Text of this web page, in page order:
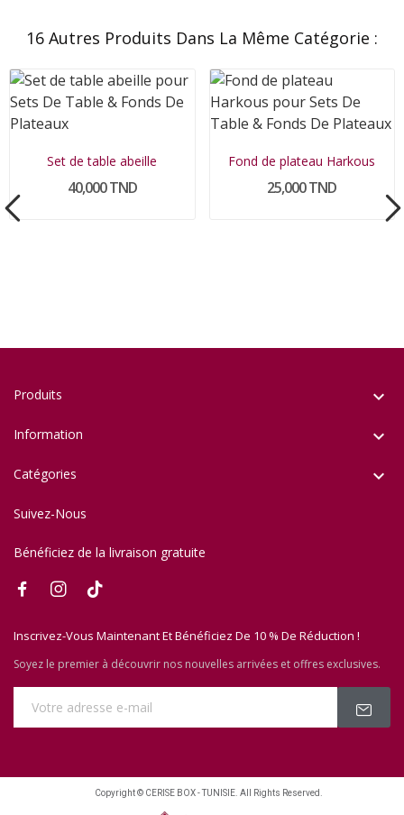
16 Autres Produits Dans La Même Catégorie :
Set de table abeille
40,000 TND
Fond de plateau Harkous
25,000 TND
Produits 
Information 
Catégories 
Suivez-Nous
Bénéficiez de la livraison gratuite
Inscrivez-Vous Maintenant Et Bénéficiez De 10 % De Réduction !
Soyez le premier à découvrir nos nouvelles arrivées et offres exclusives.
Copyright © CERISE BOX - TUNISIE. All Rights Reserved.